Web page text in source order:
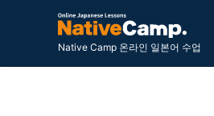
Native Camp 온라인 일본어 수업